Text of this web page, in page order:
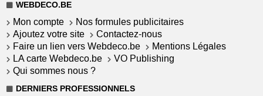
WEBDECO.BE
Mon compte
Nos formules publicitaires
Ajoutez votre site
Contactez-nous
Faire un lien vers Webdeco.be
Mentions Légales
LA carte Webdeco.be
VO Publishing
Qui sommes nous ?
DERNIERS PROFESSIONNELS